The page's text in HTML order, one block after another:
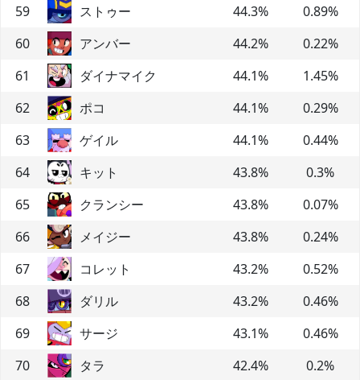
59
ストゥー 44.3% 0.89%
60
アンバー 44.2% 0.22%
61
ダイナマイク 44.1% 1.45%
62
ポコ 44.1% 0.29%
63
ゲイル 44.1% 0.44%
64
キット 43.8% 0.3%
65
クランシー 43.8% 0.07%
66
メイジー 43.8% 0.24%
67
コレット 43.2% 0.52%
68
ダリル 43.2% 0.46%
69
サージ 43.1% 0.46%
70
タラ 42.4% 0.2%